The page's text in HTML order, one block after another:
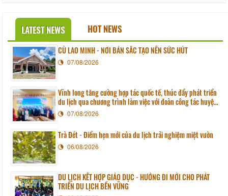
LATEST NEWS HOT NEWS
CÙ LAO MINH - NƠI BẢN SẮC TẠO NÊN SỨC HÚT
07/08/2026
Vĩnh long tăng cường hợp tác quốc tế, thúc đẩy phát triển
du lịch qua chương trình làm việc với đoàn công tác huyện
Sunchang (Hàn quốc)
07/08/2026
Trà Đét - Điểm hẹn mới của du lịch trải nghiệm miệt vườn
06/08/2026
DU LỊCH KẾT HỢP GIÁO DỤC - HƯỚNG ĐI MỚI CHO PHÁT
TRIỂN DU LỊCH BỀN VỮNG